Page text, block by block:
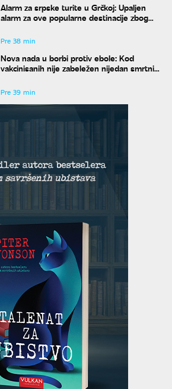
Alarm za srpske turite u Grčkoj: Upaljen
alarm za ove popularne destinacije zbog
Pre 38 min
Nova nada u borbi protiv ebole: Kod
vakcinisanih nije zabeležen nijedan smrtni
Pre 39 min